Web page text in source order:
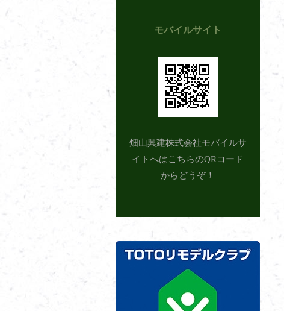
モバイルサイト
畑山興建株式会社モバイルサ
イトへはこちらのQRコード
からどうぞ！